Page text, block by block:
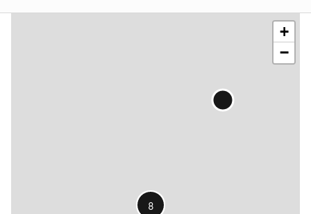
8
+
−